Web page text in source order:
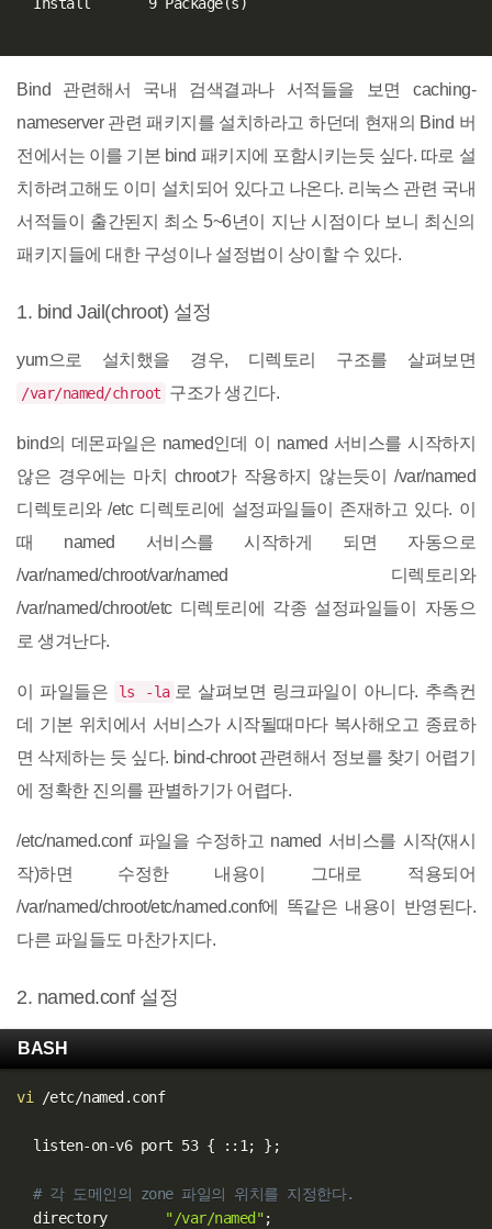
Bind 관련해서 국내 검색결과나 서적들을 보면 caching-
nameserver 관련 패키지를 설치하라고 하던데 현재의 Bind 버
전에서는 이를 기본 bind 패키지에 포함시키는듯 싶다. 따로 설
치하려고해도 이미 설치되어 있다고 나온다. 리눅스 관련 국내
서적들이 출간된지 최소 5~6년이 지난 시점이다 보니 최신의
패키지들에 대한 구성이나 설정법이 상이할 수 있다.
1. bind Jail(chroot) 설정
yum으로 설치했을 경우, 디렉토리 구조를 살펴보면
/var/named/chroot 구조가 생긴다.
bind의 데몬파일은 named인데 이 named 서비스를 시작하지
않은 경우에는 마치 chroot가 작용하지 않는듯이 /var/named
디렉토리와 /etc 디렉토리에 설정파일들이 존재하고 있다. 이
때 named 서비스를 시작하게 되면 자동으로
/var/named/chroot/var/named 디렉토리와
/var/named/chroot/etc 디렉토리에 각종 설정파일들이 자동으
로 생겨난다.
이 파일들은 ls -la 로 살펴보면 링크파일이 아니다. 추측컨
데 기본 위치에서 서비스가 시작될때마다 복사해오고 종료하
면 삭제하는 듯 싶다. bind-chroot 관련해서 정보를 찾기 어렵기
에 정확한 진의를 판별하기가 어렵다.
/etc/named.conf 파일을 수정하고 named 서비스를 시작(재시
작)하면 수정한 내용이 그대로 적용되어
/var/named/chroot/etc/named.conf에 똑같은 내용이 반영된다.
다른 파일들도 마찬가지다.
2. named.conf 설정
BASH
vi /etc/named.conf
  listen-on-v6 port 53
{ ::1 ; } ;
# 각 도메인의 zone 파일의 위치를 지정한다.
  directory
"/var/named";